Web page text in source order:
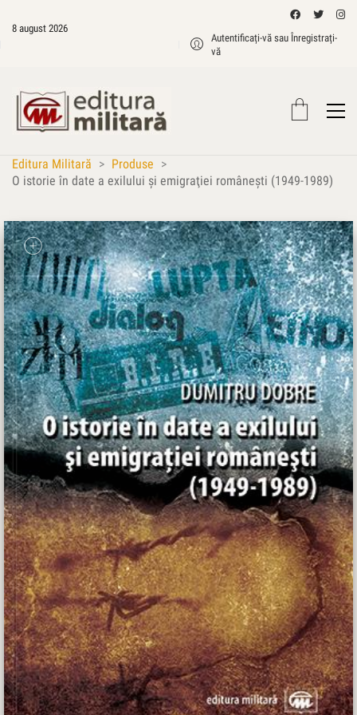
8 august 2026
Autentificați-vă sau Înregistrați-
vă
Editura Militară > Produse >
O istorie în date a exilului şi emigraţiei româneşti (1949-1989)